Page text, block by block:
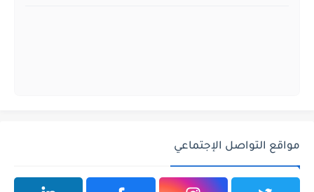
مواقع التواصل الإجتماعي